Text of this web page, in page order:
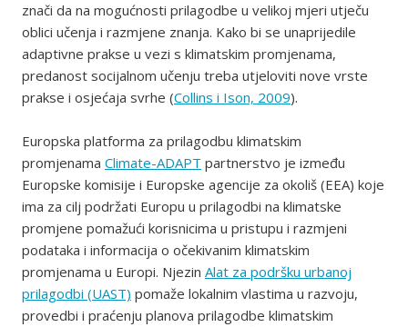
znači da na mogućnosti prilagodbe u velikoj mjeri utječu
oblici učenja i razmjene znanja. Kako bi se unaprijedile
adaptivne prakse u vezi s klimatskim promjenama,
predanost socijalnom učenju treba utjeloviti nove vrste
prakse i osjećaja svrhe (Collins i Ison, 2009).
Europska platforma za prilagodbu klimatskim
promjenama Climate-ADAPT partnerstvo je između
Europske komisije i Europske agencije za okoliš (EEA) koje
ima za cilj podržati Europu u prilagodbi na klimatske
promjene pomažući korisnicima u pristupu i razmjeni
podataka i informacija o očekivanim klimatskim
promjenama u Europi. Njezin Alat za podršku urbanoj
prilagodbi (UAST) pomaže lokalnim vlastima u razvoju,
provedbi i praćenju planova prilagodbe klimatskim